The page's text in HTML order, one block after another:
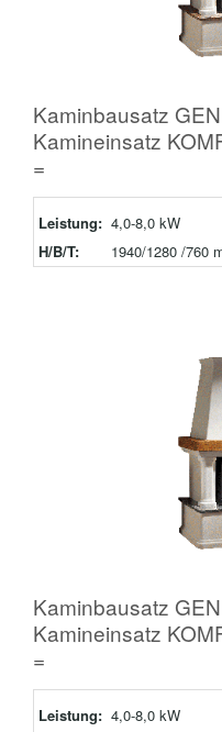
Kaminbausatz
Kamineinsatz
=
Leistung: 4,0-8,0 kW
H/B/T:
1940/1280 /760
Kaminbausatz
Kamineinsatz
=
Leistung: 4,0-8,0 kW